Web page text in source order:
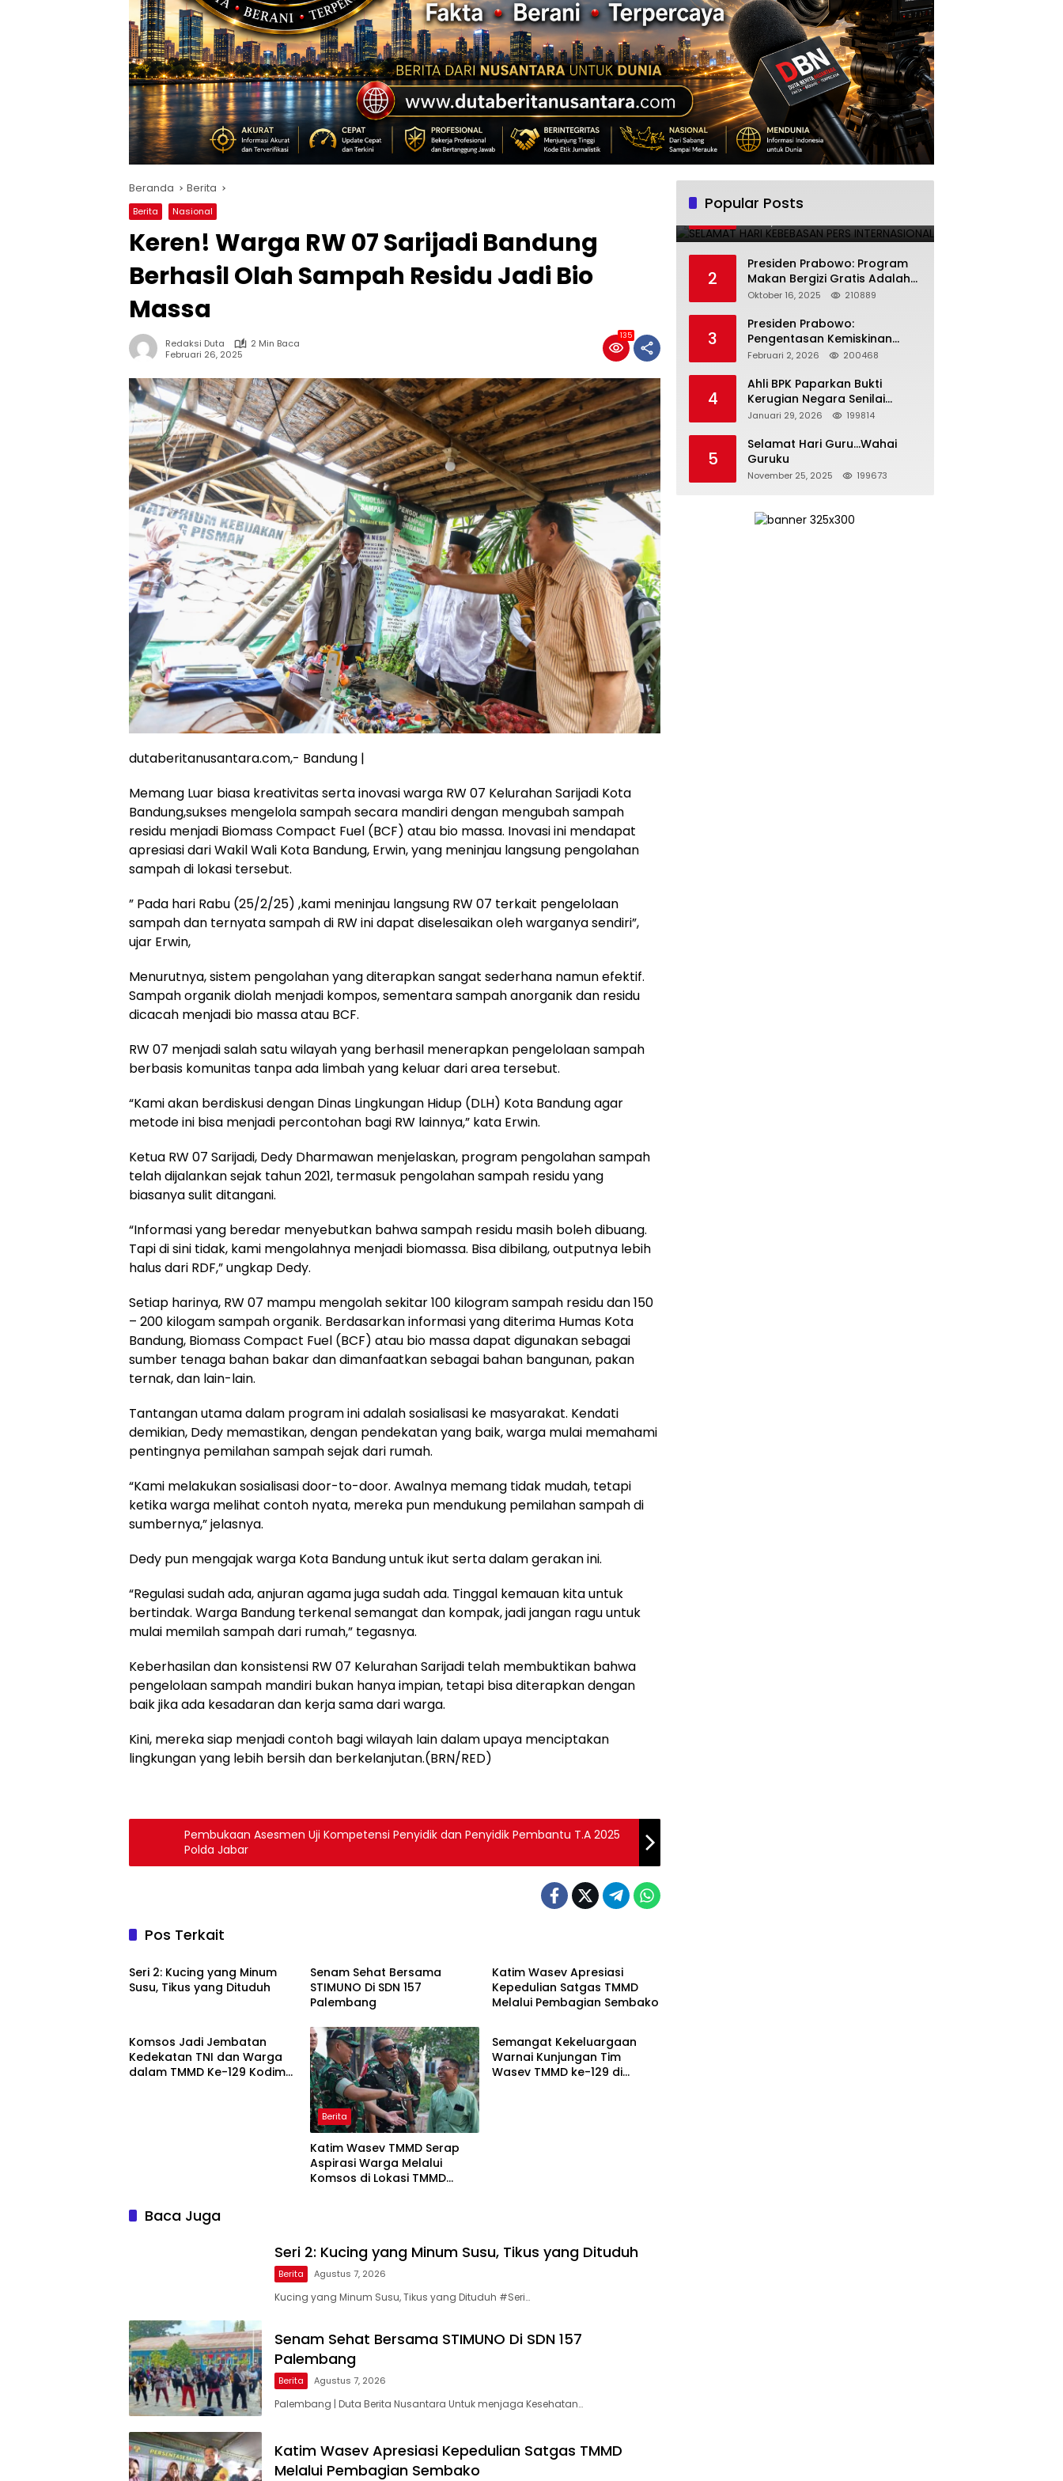
Beranda Berita
Berita Nasional
Keren! Warga RW 07 Sarijadi Bandung
Berhasil Olah Sampah Residu Jadi Bio
Massa
Redaksi Duta
2 Min Baca
Februari 26, 2025
135
dutaberitanusantara.com,- Bandung |
Memang Luar biasa kreativitas serta inovasi warga RW 07 Kelurahan Sarijadi Kota
Bandung,sukses mengelola sampah secara mandiri dengan mengubah sampah
residu menjadi Biomass Compact Fuel (BCF) atau bio massa. Inovasi ini mendapat
apresiasi dari Wakil Wali Kota Bandung, Erwin, yang meninjau langsung pengolahan
sampah di lokasi tersebut.
” Pada hari Rabu (25/2/25) ,kami meninjau langsung RW 07 terkait pengelolaan
sampah dan ternyata sampah di RW ini dapat diselesaikan oleh warganya sendiri”,
ujar Erwin,
Menurutnya, sistem pengolahan yang diterapkan sangat sederhana namun efektif.
Sampah organik diolah menjadi kompos, sementara sampah anorganik dan residu
dicacah menjadi bio massa atau BCF.
RW 07 menjadi salah satu wilayah yang berhasil menerapkan pengelolaan sampah
berbasis komunitas tanpa ada limbah yang keluar dari area tersebut.
“Kami akan berdiskusi dengan Dinas Lingkungan Hidup (DLH) Kota Bandung agar
metode ini bisa menjadi percontohan bagi RW lainnya,” kata Erwin.
Ketua RW 07 Sarijadi, Dedy Dharmawan menjelaskan, program pengolahan sampah
telah dijalankan sejak tahun 2021, termasuk pengolahan sampah residu yang
biasanya sulit ditangani.
“Informasi yang beredar menyebutkan bahwa sampah residu masih boleh dibuang.
Tapi di sini tidak, kami mengolahnya menjadi biomassa. Bisa dibilang, outputnya lebih
halus dari RDF,” ungkap Dedy.
Setiap harinya, RW 07 mampu mengolah sekitar 100 kilogram sampah residu dan 150
– 200 kilogam sampah organik. Berdasarkan informasi yang diterima Humas Kota
Bandung, Biomass Compact Fuel (BCF) atau bio massa dapat digunakan sebagai
sumber tenaga bahan bakar dan dimanfaatkan sebagai bahan bangunan, pakan
ternak, dan lain-lain.
Tantangan utama dalam program ini adalah sosialisasi ke masyarakat. Kendati
demikian, Dedy memastikan, dengan pendekatan yang baik, warga mulai memahami
pentingnya pemilahan sampah sejak dari rumah.
“Kami melakukan sosialisasi door-to-door. Awalnya memang tidak mudah, tetapi
ketika warga melihat contoh nyata, mereka pun mendukung pemilahan sampah di
sumbernya,” jelasnya.
Dedy pun mengajak warga Kota Bandung untuk ikut serta dalam gerakan ini.
“Regulasi sudah ada, anjuran agama juga sudah ada. Tinggal kemauan kita untuk
bertindak. Warga Bandung terkenal semangat dan kompak, jadi jangan ragu untuk
mulai memilah sampah dari rumah,” tegasnya.
Keberhasilan dan konsistensi RW 07 Kelurahan Sarijadi telah membuktikan bahwa
pengelolaan sampah mandiri bukan hanya impian, tetapi bisa diterapkan dengan
baik jika ada kesadaran dan kerja sama dari warga.
Kini, mereka siap menjadi contoh bagi wilayah lain dalam upaya menciptakan
lingkungan yang lebih bersih dan berkelanjutan.(BRN/RED)
Pembukaan Asesmen Uji Kompetensi Penyidik dan Penyidik Pembantu T.A 2025
Polda Jabar
Pos Terkait
Berita
Seri 2: Kucing yang Minum
Susu, Tikus yang Dituduh
Senam Sehat Bersama
STIMUNO Di SDN 157
Palembang
Katim Wasev Apresiasi
Kepedulian Satgas TMMD
Melalui Pembagian Sembako
Komsos Jadi Jembatan
Kedekatan TNI dan Warga
dalam TMMD Ke-129 Kodim
Berita
Katim Wasev TMMD Serap
Aspirasi Warga Melalui
Komsos di Lokasi TMMD
Berita
Semangat Kekeluargaan
Warnai Kunjungan Tim
Wasev TMMD ke-129 di
Baca Juga
Seri 2: Kucing yang Minum Susu, Tikus yang Dituduh
Berita Agustus 7, 2026
Kucing yang Minum Susu, Tikus yang Dituduh #Seri…
Senam Sehat Bersama STIMUNO Di SDN 157
Palembang
Berita Agustus 7, 2026
Palembang | Duta Berita Nusantara Untuk menjaga Kesehatan…
Katim Wasev Apresiasi Kepedulian Satgas TMMD
Melalui Pembagian Sembako
Popular Posts
1
INTERNASIONAL
Mei 3, 2025 224691
2
Presiden Prabowo: Program
Makan Bergizi Gratis Adalah
Investasi untuk Masa Depan
Oktober 16, 2025 210889
3
Presiden Prabowo:
Pengentasan Kemiskinan
Butuh Persatuan dan
Bertanggung Jawab
Februari 2, 2026 200468
4
Ahli BPK Paparkan Bukti
Kerugian Negara Senilai
Rp285 Triliun dalam
Pertamina
Januari 29, 2026 199814
5
Selamat Hari Guru…Wahai
Guruku
November 25, 2025 199673